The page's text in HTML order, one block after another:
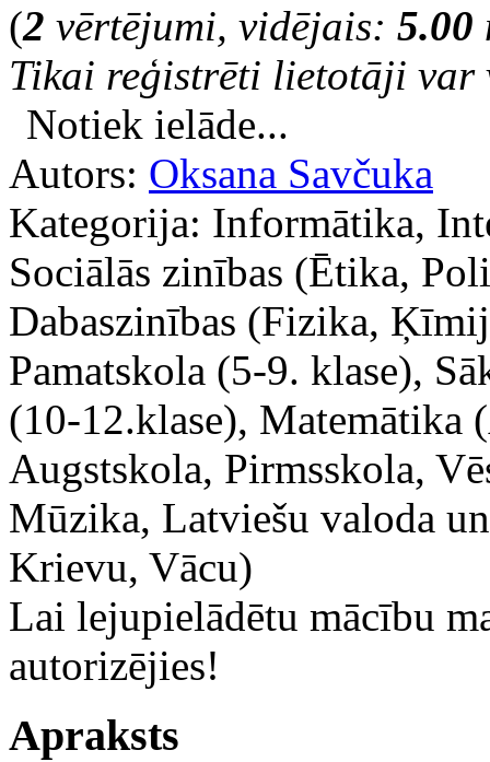
(2 vērtējumi, vidējais: 5.00
Tikai reģistrēti lietotāji var
Notiek ielāde...
Autors: Oksana Savčuka
Kategorija: Informātika,
Sociālās zinības (Ētika,
Dabaszinības (Fizika,
Pamatskola (5-9. klase),
(10-12.klase), Matemātika
Augstskola, Pirmsskola,
Mūzika, Latviešu valoda
Krievu, Vācu)
Lai lejupielādētu mācību
autorizējies!
Apraksts